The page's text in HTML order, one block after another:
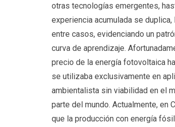
otras tecnologías emergentes,
experiencia acumulada se
entre casos, evidenciando un
curva de aprendizaje.
precio de la energía fotovoltaica
se utilizaba exclusivamente en
ambientalista sin viabilidad en el
parte del mundo. Actualmente, en
que la producción con energía